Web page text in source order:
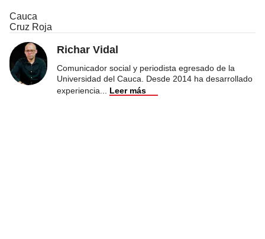
Cauca
Cruz Roja
Richar Vidal
Comunicador social y periodista egresado de la
Universidad del Cauca. Desde 2014 ha desarrollado
experiencia
Leer más